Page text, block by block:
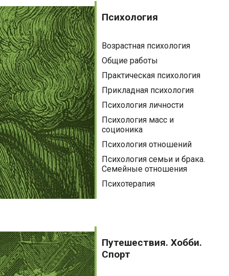
Психология
Психология
Возрастная психология
Общие работы
Практическая психология
Прикладная психология
Психология личности
Психология масс и
соционика
Психология отношений
Психология семьи и брака.
Семейные отношения
Психотерапия
Путешествия.
Хобби.
Спорт
Путешествия. Хобби.
Спорт